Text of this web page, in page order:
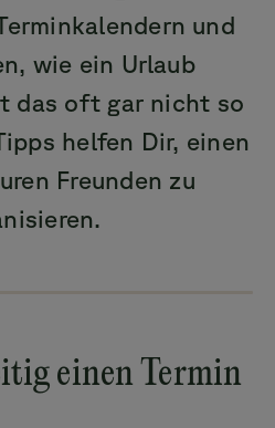
und
wie ein Urlaub
das oft gar nicht so
helfen Dir, einen
Freunden zu
einen Termin